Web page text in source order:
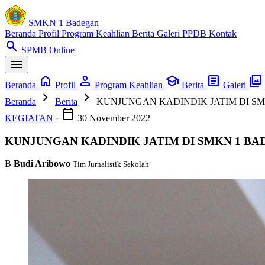
SMKN 1 Badegan
Beranda Profil Program Keahlian Berita Galeri PPDB Kontak
search SPMB Online
menu
Beranda home Profil person Program Keahlian school Berita article Galeri photo_library
Beranda
chevron_right Berita chevron_right
KUNJUNGAN KADINDIK JATIM DI
KEGIATAN · calendar_today 30 November 2022
KUNJUNGAN KADINDIK JATIM DI SMKN 1
B Budi Aribowo Tim Jurnalistik Sekolah